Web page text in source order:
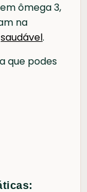
ômega 3,
na
saudável.
que podes